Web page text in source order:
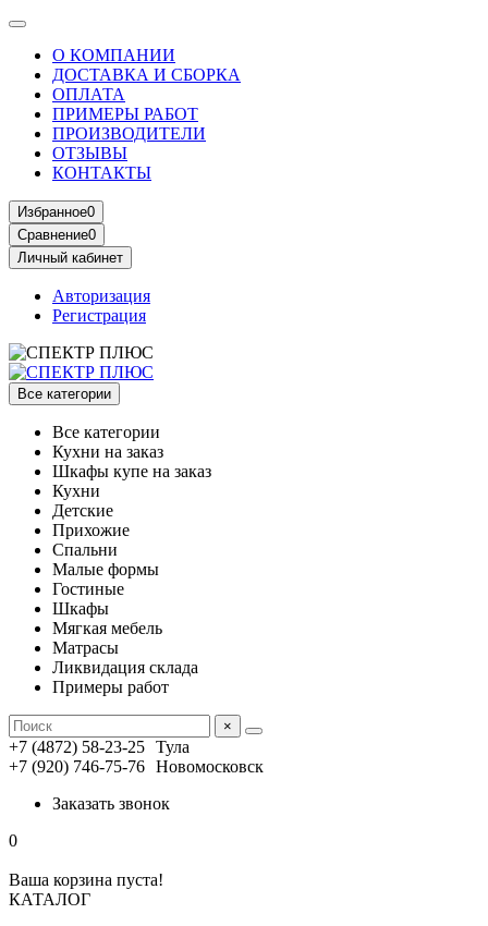
О КОМПАНИИ
ДОСТАВКА И СБОРКА
ОПЛАТА
ПРИМЕРЫ РАБОТ
ПРОИЗВОДИТЕЛИ
ОТЗЫВЫ
КОНТАКТЫ
Избранное0
Сравнение0
Личный кабинет
Авторизация
Регистрация
Все категории
Все категории
Кухни на заказ
Шкафы купе на заказ
Кухни
Детские
Прихожие
Спальни
Малые формы
Гостиные
Шкафы
Мягкая мебель
Матрасы
Ликвидация склада
Примеры работ
×
+7 (4872) 58-23-25 Тула
+7 (920) 746-75-76 Новомосковск
Заказать звонок
0
Ваша корзина пуста!
КАТАЛОГ